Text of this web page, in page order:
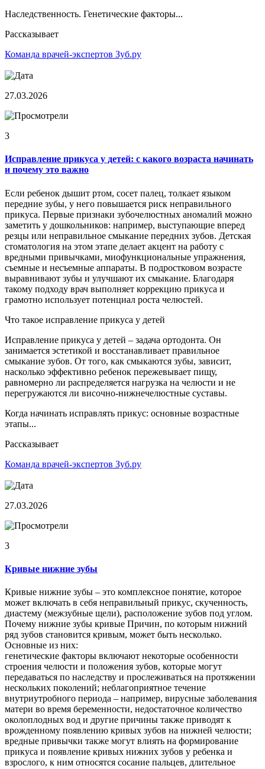
Наследственность. Генетические факторы...
Рассказывает
Команда врачей-экспертов Зуб.ру
27.03.2026
3
Исправление прикуса у детей: с какого возраста начинать
и почему это важно
Если ребенок дышит ртом, сосет палец, толкает языком
передние зубы, у него повышается риск неправильного
прикуса. Первые признаки зубочелюстных аномалий можно
заметить у дошкольников: например, выступающие вперед
резцы или неправильное смыкание передних зубов. Детская
стоматология на этом этапе делает акцент на работу с
вредными привычками, миофункциональные упражнения,
съемные и несъемные аппараты. В подростковом возрасте
выравнивают зубы и улучшают их смыкание. Благодаря
такому подходу врач выполняет коррекцию прикуса и
грамотно использует потенциал роста челюстей.
Что такое исправление прикуса у детей
Исправление прикуса у детей – задача ортодонта. Он
занимается эстетикой и восстанавливает правильное
смыкание зубов. От того, как смыкаются зубы, зависит,
насколько эффективно ребенок пережевывает пищу,
равномерно ли распределяется нагрузка на челюсти и не
перегружаются ли височно-нижнечелюстные суставы.
Когда начинать исправлять прикус: основные возрастные
этапы...
Рассказывает
Команда врачей-экспертов Зуб.ру
27.03.2026
3
Кривые нижние зубы
Кривые нижние зубы – это комплексное понятие, которое
может включать в себя неправильный прикус, скученность,
диастему (межзубные щели), расположение зубов под углом.
Почему нижние зубы кривые Причин, по которым нижний
ряд зубов становится кривым, может быть несколько.
Основные из них:
генетические факторы включают некоторые особенности
строения челюсти и положения зубов, которые могут
передаваться по наследству и прослеживаться на протяжении
нескольких поколений; неблагоприятное течение
внутриутробного периода – например, вирусные заболевания
матери во время беременности, недостаточное количество
околоплодных вод и другие причины также приводят к
врожденному появлению кривых зубов на нижней челюсти;
вредные привычки также могут влиять на формирование
прикуса и появление кривых нижних зубов у ребенка и
взрослого, к ним относятся сосание пальцев, длительное